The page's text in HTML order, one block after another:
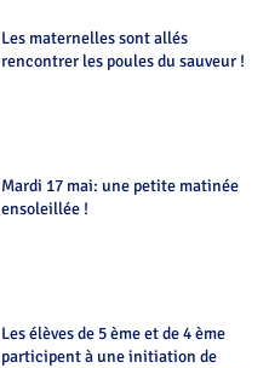
Les maternelles sont allés
rencontrer les poules du sauveur !!
Mardi 17 mai: une petite matinée
ensoleillée !
Les élèves de 5 ème et de 4 ème
participent à une initiation de